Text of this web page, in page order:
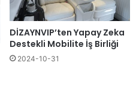
DİZAYNVIP’ten Yapay Zeka
Destekli Mobilite İş Birliği
2024-10-31